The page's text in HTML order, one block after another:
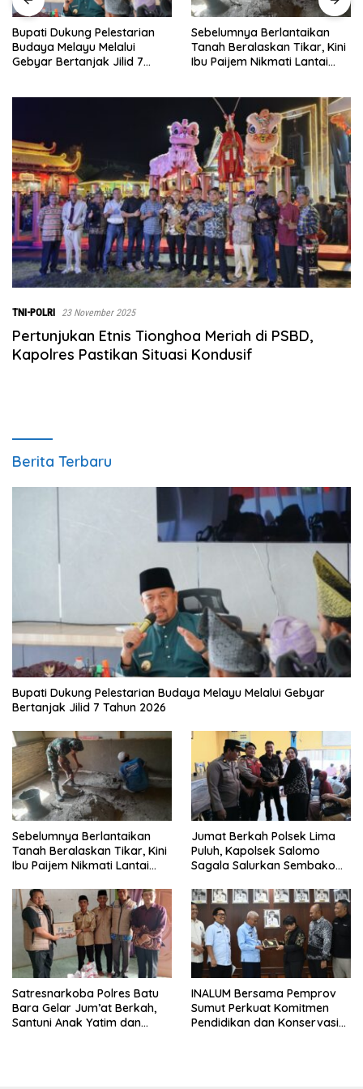
Sebelumnya Berlantaikan
Tanah Beralaskan Tikar, Kini
Ibu Paijem Nikmati Lantai
Jumat Berkah Polsek Lima
Puluh, Kapolsek Salomo
Sagala Salurkan Sembako
TNI-POLRI 23 November 2025
Pertunjukan Etnis Tionghoa Meriah di PSBD,
Kapolres Pastikan Situasi Kondusif
Berita Terbaru
Bupati Dukung Pelestarian Budaya Melayu Melalui Gebyar
Bertanjak Jilid 7 Tahun 2026
Sebelumnya Berlantaikan
Tanah Beralaskan Tikar, Kini
Ibu Paijem Nikmati Lantai
Satgas TMMD Ke-129 Kodim
0208/Asahan
Jumat Berkah Polsek Lima
Puluh, Kapolsek Salomo
Sagala Salurkan Sembako
Gambus
Satresnarkoba Polres Batu
Bara Gelar Jum’at Berkah,
Santuni Anak Yatim dan
INALUM Bersama Pemprov
Sumut Perkuat Komitmen
Pendidikan dan Konservasi